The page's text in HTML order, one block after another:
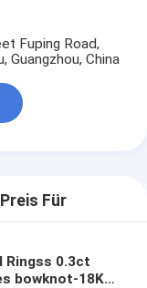
Fuping Road,
Guangzhou, China
Für
Ringss 0.3ct
bowknot-18K